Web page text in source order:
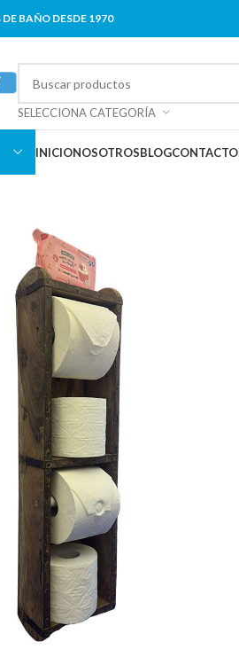
BAÑO DESDE 1970
SELECCIONA CATEGORÍA
INICIONOSOTROSBLOGCONTACTO